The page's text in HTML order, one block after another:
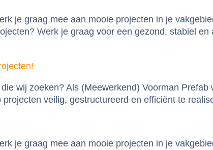
je graag mee aan mooie projecten in je
Werk je graag voor een gezond, stabiel
wij zoeken? Als (Meewerkend) Voorman
veilig, gestructureerd en efficiënt te
je graag mee aan mooie projecten in je